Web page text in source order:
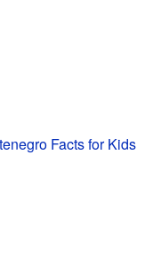
Facts for Kids